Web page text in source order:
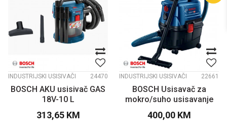
INDUSTRIJSKI USISIVAČI 24470
BOSCH AKU usisivač GAS
18V-10 L
313,65 KM
INDUSTRIJSKI USISIVAČI 22661
BOSCH Usisavač za
mokro/suho usisavanje
GAS 15 PS
400,00 KM